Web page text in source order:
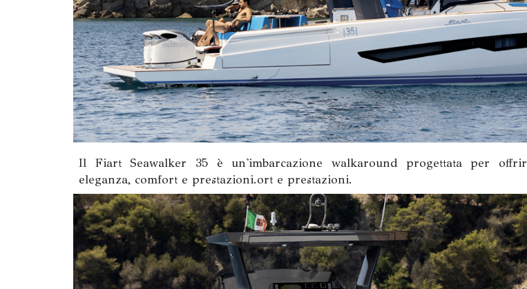
Il Fiart Seawalker 35 è un'imbarcazione walkaround progettata per
eleganza, comfort e prestazioni.ort e prestazioni.